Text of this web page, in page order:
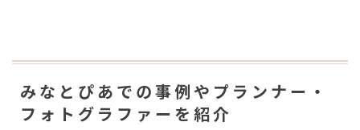
みなとぴあでの事例やプランナー・
フォトグラファーを紹介